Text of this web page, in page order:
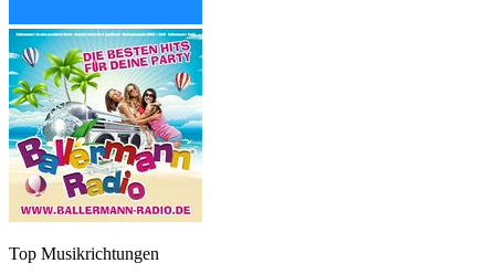
Top Musikrichtungen